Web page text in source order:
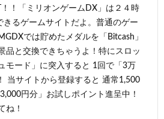
！「ミリオンゲームDX」は２４時
きるゲームサイトだよ。普通のゲー
では貯めたメダルを「Bitcash」
品と交換できちゃうよ！特にスロッ
モード」に突入すると 1回で「3万
当サイトから登録すると 通常1,500
円分」お試しポイント進呈中！
ね！